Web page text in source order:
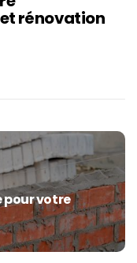
rénovation
pour votre